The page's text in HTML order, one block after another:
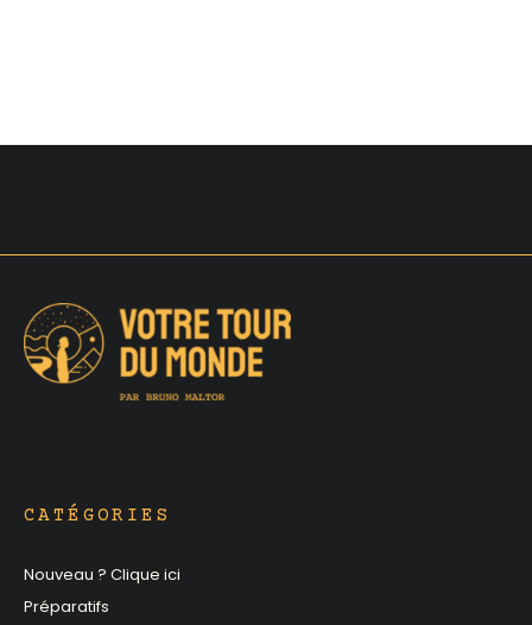
CATÉGORIES
Nouveau ? Clique ici
Préparatifs